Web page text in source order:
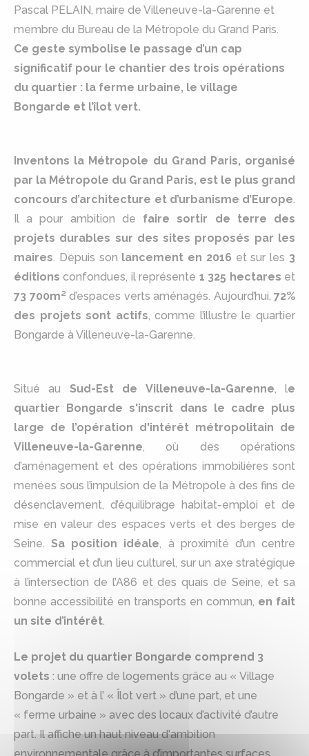
Pascal PELAIN, maire de Villeneuve-la-Garenne et
membre du Bureau de la Métropole du Grand Paris.
Ce geste symbolise le passage d’un cap
significatif pour le chantier des trois opérations
du quartier : la ferme urbaine, le village
Bongarde et l’îlot vert.
Inventons la Métropole du Grand Paris, organisé
par la Métropole du Grand Paris, est le plus grand
concours d’architecture et d’urbanisme d’Europe.
Il a pour ambition de faire sortir de terre des
projets durables sur des sites proposés par les
maires. Depuis son lancement en 2016 et sur les 3
éditions confondues, il représente 1 325 hectares et
73 700m² d’espaces verts aménagés. Aujourd’hui, 72%
des projets sont actifs, comme l’illustre le quartier
Bongarde à Villeneuve-la-Garenne.
Situé au Sud-Est de Villeneuve-la-Garenne, le
quartier Bongarde s'inscrit dans le cadre plus
large de l’opération d'intérêt métropolitain de
Villeneuve-la-Garenne, où des opérations
d’aménagement et des opérations immobilières sont
menées sous l’impulsion de la Métropole à des fins de
désenclavement, d’équilibrage habitat-emploi et de
mise en valeur des espaces verts et des berges de
Seine.Sa position idéale, à proximité d’un centre
commercial et d’un lieu culturel, sur un axe stratégique
à l’intersection de l’A86 et des quais de Seine, et sa
bonne accessibilité en transports en commun, en fait
un site d’intérêt.
Le projet du quartier Bongarde comprend 3
volets : une offre de logements grâce au « Village
Bongarde » et à l’ « Îlot vert » d’une part, et une
« ferme urbaine » avec des locaux d’activité d’autre
part. Il affiche un haut niveau d'ambition